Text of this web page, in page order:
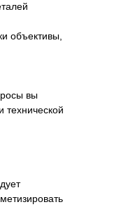
объективы,
вы
технической